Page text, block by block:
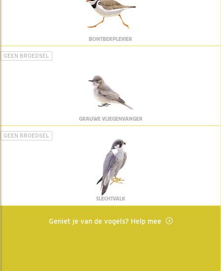
BONTBEKPLEVIER
GEEN BROEDSEL
GRAUWE VLIEGENVANGER
GEEN BROEDSEL
SLECHTVALK
Geniet je van de vogels? Help mee